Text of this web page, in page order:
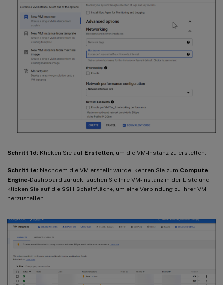
Schritt 1d: Klicken Sie auf Erstellen , um die VM-Instanz zu erstellen.
Schritt 1e: Nachdem die VM erstellt wurde, kehren Sie zum Compute
Engine-Dashboard zurück, suchen Sie Ihre VM-Instanz in der Liste und
klicken Sie auf die SSH-Schaltfläche, um eine Verbindung zu Ihrer VM
herzustellen.